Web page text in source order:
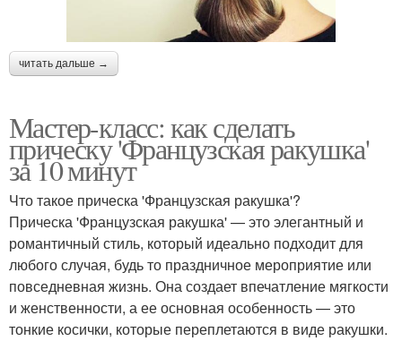
читать дальше →
Мастер-класс: как сделать
прическу 'Французская ракушка'
за 10 минут
Что такое прическа 'Французская ракушка'?
Прическа 'Французская ракушка' — это элегантный и
романтичный стиль, который идеально подходит для
любого случая, будь то праздничное мероприятие или
повседневная жизнь. Она создает впечатление мягкости
и женственности, а ее основная особенность — это
тонкие косички, которые переплетаются в виде ракушки.